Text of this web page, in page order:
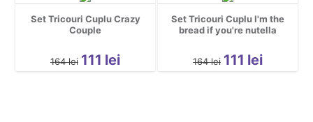
Set Tricouri Cuplu Crazy
Couple
164 lei 111 lei
Set Tricouri Cuplu I'm the
bread if you're nutella
164 lei 111 lei